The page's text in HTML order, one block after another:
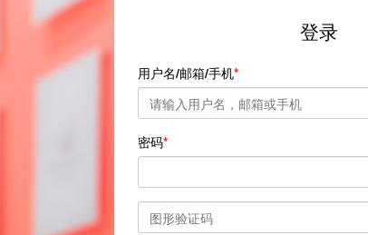
登录
用户名/邮箱/手机
密码